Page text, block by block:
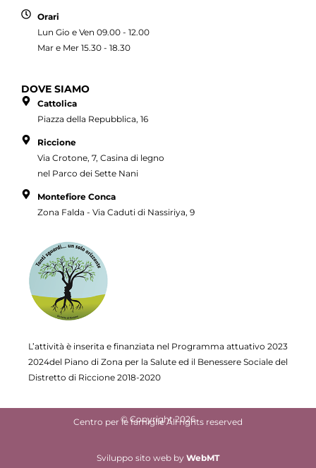
Orari
Lun Gio e Ven 09.00 - 12.00
Mar e Mer 15.30 - 18.30
DOVE SIAMO
Cattolica
Piazza della Repubblica, 16
Riccione
Via Crotone, 7, Casina di legno
nel Parco dei Sette Nani
Montefiore Conca
Zona Falda - Via Caduti di Nassiriya, 9
L’attività è inserita e finanziata nel Programma attuativo 2023
2024del Piano di Zona per la Salute ed il Benessere Sociale del
Distretto di Riccione 2018-2020
© Copyright 2026
Centro per le famiglie All rights reserved
Sviluppo sito web by WebMT